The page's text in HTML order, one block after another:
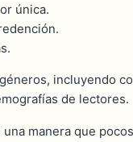
única.
incluyendo
de lectores.
manera que